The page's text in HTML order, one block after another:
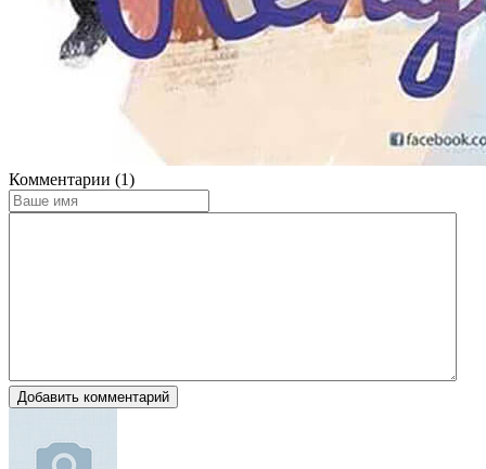
Комментарии (1)
Добавить комментарий